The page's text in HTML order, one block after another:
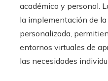
académico y personal.
la implementación de
personalizada,
entornos virtuales de
las necesidades